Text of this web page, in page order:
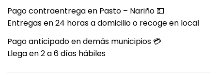
Pago contraentrega en Pasto – Nariño 💵
Entregas en 24 horas a domicilio o recoge en local
Pago anticipado en demás municipios 💳
Llega en 2 a 6 días hábiles